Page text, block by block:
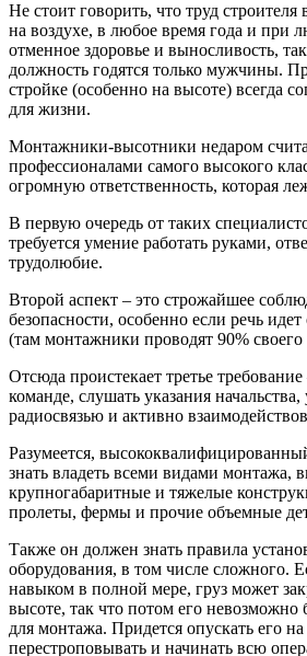
Не стоит говорить, что труд строителя
на воздухе, в любое время года и при
отменное здоровье и выносливость,
должность годятся только мужчины.
стройке (особенно на высоте) всегда
для жизни.
Монтажники-высотники недаром
профессионалами самого высокого
огромную ответственность, которая
В первую очередь от таких
требуется умение работать руками,
трудолюбие.
Второй аспект – это строжайшее
безопасности, особенно если речь
(там монтажники проводят 90% своего
Отсюда проистекает третье
команде, слушать указания начальства,
радиосвязью и активно
Разумеется,
знать владеть всеми видами монтажа,
крупногабаритные и тяжелые
пролеты, фермы и прочие объемные
Также он должен знать правила
оборудования, в том числе сложного.
навыком в полной мере, груз может
высоте, так что потом его невозможно
для монтажа. Придется опускать его
перестроповывать и начинать всю